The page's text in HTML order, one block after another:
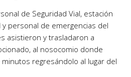
de Seguridad Vial, estación
y personal de emergencias del
asistieron y trasladaron a
al nosocomio donde
regresándolo al lugar del